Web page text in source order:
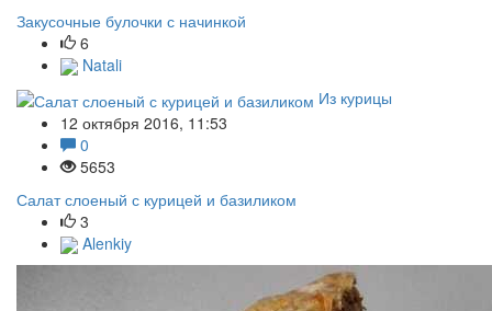
Закусочные булочки с начинкой
6
Natali
Из курицы
12 октября 2016, 11:53
0
5653
Салат слоеный с курицей и базиликом
3
Alenkiy